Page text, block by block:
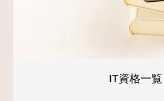
IT資格一覧